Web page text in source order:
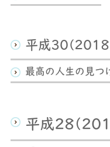
平成
最高の人生の見つ
平成